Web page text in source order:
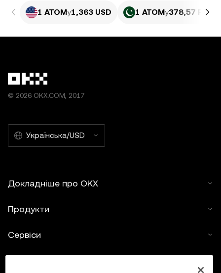
1 ATOMу1,363 USD 1 ATOMу378,57 PKR
© 2026 OKX.COM, 2017
Українська/USD
Докладніше про OKX
Продукти
Сервіси